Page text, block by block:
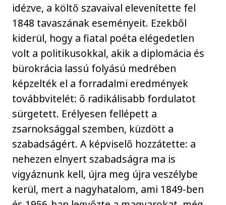
idézve, a költő szavaival elevenítette fel
1848 tavaszának eseményeit. Ezekből
kiderül, hogy a fiatal poéta elégedetlen
volt a politikusokkal, akik a diplomácia és
bürokrácia lassú folyású medrében
képzelték el a forradalmi eredmények
továbbvitelét: ő radikálisabb fordulatot
sürgetett. Erélyesen fellépett a
zsarnoksággal szemben, küzdött a
szabadságért. A képviselő hozzátette: a
nehezen elnyert szabadságra ma is
vigyáznunk kell, újra meg újra veszélybe
kerül, mert a nagyhatalom, ami 1849-ben